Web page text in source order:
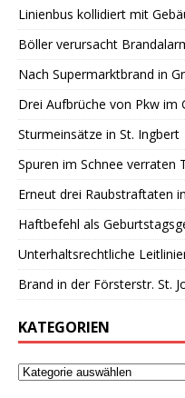
Linienbus kollidiert mit
Böller verursacht
Nach Supermarktbrand in
Drei Aufbrüche von Pkw im
Sturmeinsätze in St. Ingbert
Spuren im Schnee verraten
Erneut drei Raubstraftaten
Haftbefehl als
Unterhaltsrechtliche
Brand in der Försterstr. St.
KATEGORIEN